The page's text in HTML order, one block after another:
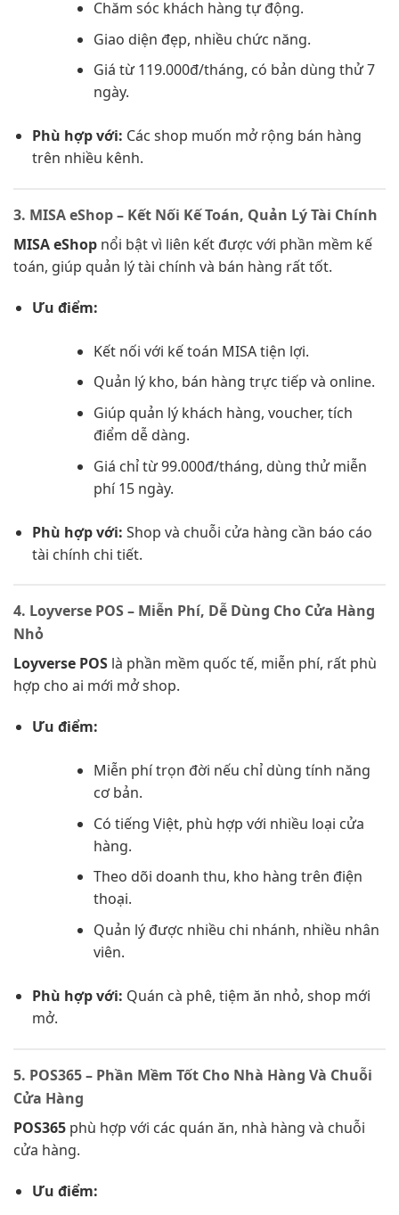
Chăm sóc khách hàng tự động.
Giao diện đẹp, nhiều chức năng.
Giá từ 119.000đ/tháng, có bản dùng thử 7
ngày.
Phù hợp với: Các shop muốn mở rộng bán hàng
trên nhiều kênh.
3. MISA eShop – Kết Nối Kế Toán, Quản Lý Tài Chính
MISA eShop nổi bật vì liên kết được với phần mềm kế
toán, giúp quản lý tài chính và bán hàng rất tốt.
Ưu điểm:
Kết nối với kế toán MISA tiện lợi.
Quản lý kho, bán hàng trực tiếp và online.
Giúp quản lý khách hàng, voucher, tích
điểm dễ dàng.
Giá chỉ từ 99.000đ/tháng, dùng thử miễn
phí 15 ngày.
Phù hợp với: Shop và chuỗi cửa hàng cần báo cáo
tài chính chi tiết.
4. Loyverse POS – Miễn Phí, Dễ Dùng Cho Cửa Hàng
Nhỏ
Loyverse POS là phần mềm quốc tế, miễn phí, rất phù
hợp cho ai mới mở shop.
Ưu điểm:
Miễn phí trọn đời nếu chỉ dùng tính năng
cơ bản.
Có tiếng Việt, phù hợp với nhiều loại cửa
hàng.
Theo dõi doanh thu, kho hàng trên điện
thoại.
Quản lý được nhiều chi nhánh, nhiều nhân
viên.
Phù hợp với: Quán cà phê, tiệm ăn nhỏ, shop mới
mở.
5. POS365 – Phần Mềm Tốt Cho Nhà Hàng Và Chuỗi
Cửa Hàng
POS365 phù hợp với các quán ăn, nhà hàng và chuỗi
cửa hàng.
Ưu điểm: